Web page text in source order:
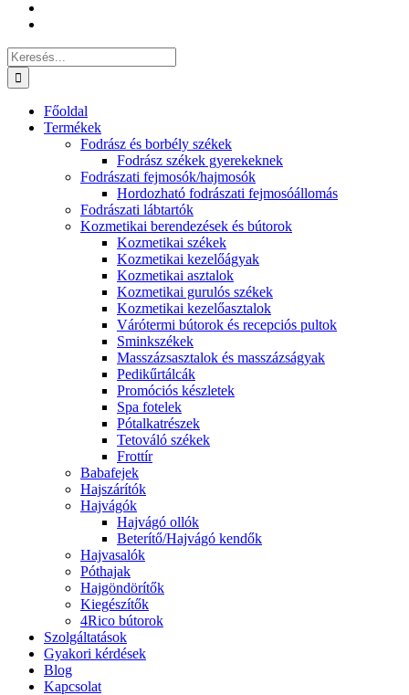
Keresés...
Főoldal
Termékek
Fodrász és borbély székek
Fodrász székek gyerekeknek
Fodrászati fejmosók/hajmosók
Hordozható fodrászati fejmosóállomás
Fodrászati lábtartók
Kozmetikai berendezések és bútorok
Kozmetikai székek
Kozmetikai kezelőágyak
Kozmetikai asztalok
Kozmetikai gurulós székek
Kozmetikai kezelőasztalok
Várótermi bútorok és recepciós pultok
Sminkszékek
Masszázsasztalok és masszázságyak
Pedikűrtálcák
Promóciós készletek
Spa fotelek
Pótalkatrészek
Tetováló székek
Frottír
Babafejek
Hajszárítók
Hajvágók
Hajvágó ollók
Beterítő/Hajvágó kendők
Hajvasalók
Póthajak
Hajgöndörítők
Kiegészítők
4Rico bútorok
Szolgáltatások
Gyakori kérdések
Blog
Kapcsolat